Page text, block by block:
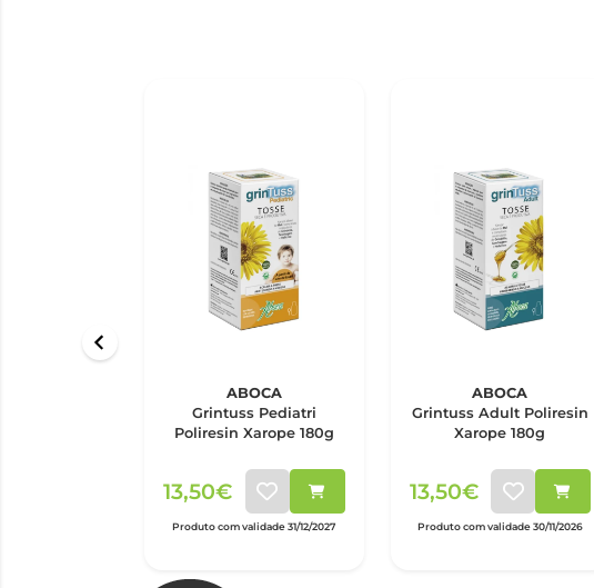
ABOCA
Grintuss Pediatri
Poliresin Xarope 180g
13,50€
Produto com validade 31/12/2027
ABOCA
Grintuss Adult Poliresin
Xarope 180g
13,50€
Produto com validade 30/11/2026